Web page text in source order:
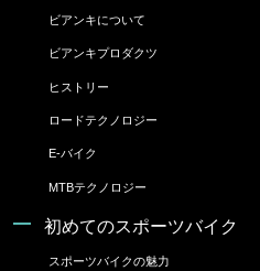
ビアンキについて
ビアンキプロダクツ
ヒストリー
ロードテクノロジー
E-バイク
MTBテクノロジー
初めてのスポーツバイク
スポーツバイクの魅力